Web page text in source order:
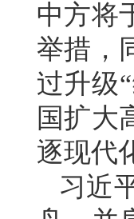
中方将
举措，
过升级
国扩大
逐现代
习近